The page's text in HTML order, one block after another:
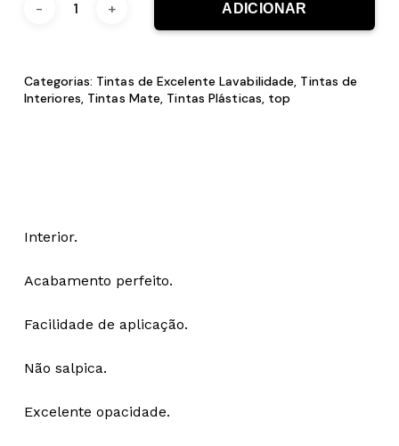
ADICIONAR
Categorias: Tintas de Excelente Lavabilidade, Tintas de
Interiores, Tintas Mate, Tintas Plásticas, top
Interior.
Acabamento perfeito.
Facilidade de aplicação.
Não salpica.
Excelente opacidade.